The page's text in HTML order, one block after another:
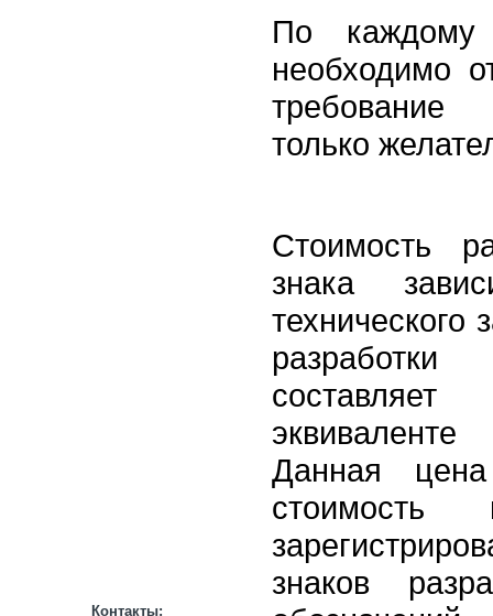
Контакты:
По каждому
необходимо
требование
только
Стоимость
знака
Данная
знаков